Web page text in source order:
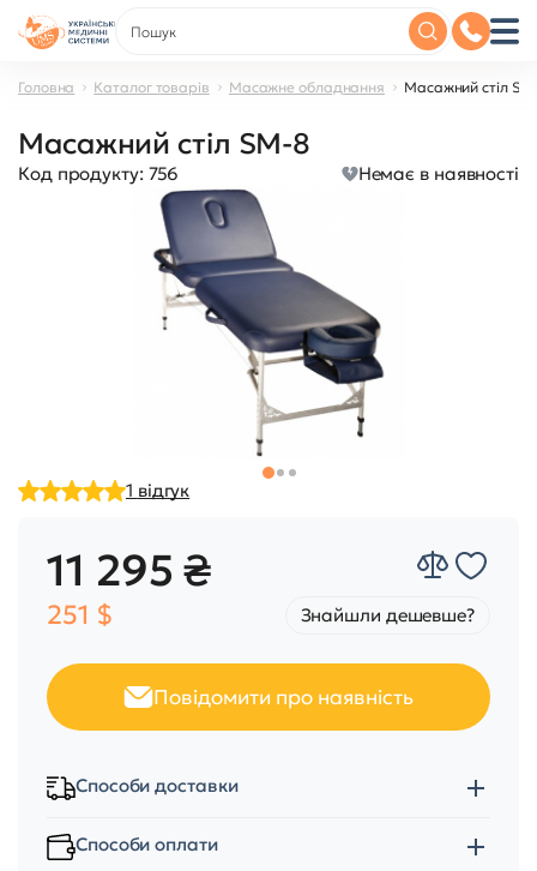
Головна Каталог товарів Масажне обладнання Масажний стіл
Масажний стіл SM-8
Код продукту: 756 Немає в наявності
1 відгук
11 295 ₴
251 $ Знайшли дешевше?
Повідомити про наявність
Способи доставки
Способи оплати